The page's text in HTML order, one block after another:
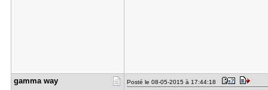
gamma way Posté le 08-05-2015 à 17:44:18